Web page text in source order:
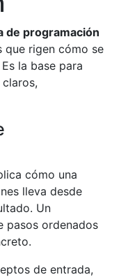
de programación
rigen cómo se
Es la base para
cómo una
lleva desde
Un
pasos ordenados
de entrada,